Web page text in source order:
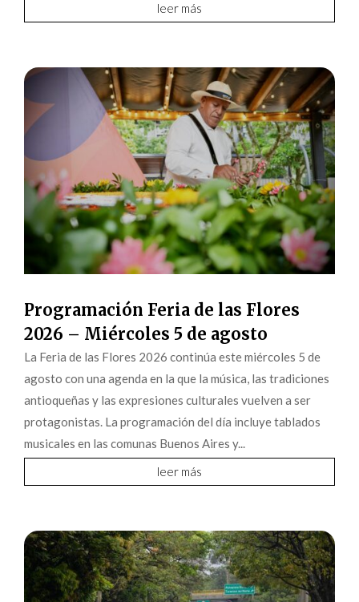
leer más
Programación Feria de las Flores
2026 – Miércoles 5 de agosto
La Feria de las Flores 2026 continúa este miércoles 5 de
agosto con una agenda en la que la música, las tradiciones
antioqueñas y las expresiones culturales vuelven a ser
protagonistas. La programación del día incluye tablados
musicales en las comunas Buenos Aires y...
leer más